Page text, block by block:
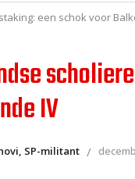
een schok voor
IV
SP-militant